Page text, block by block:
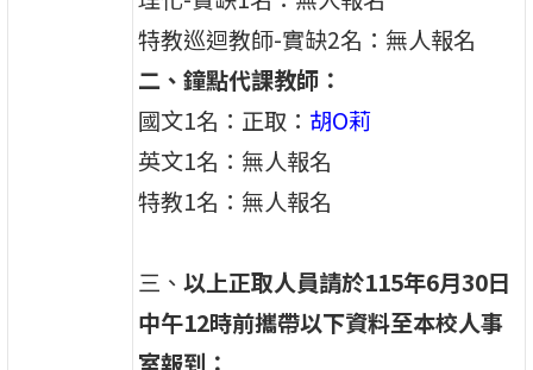
特教巡迴教師-實缺2名：無人報名
二、鐘點代課教師：
國文1名：正取： 胡O莉
英文1名：無人報名
特教1名：無人報名
三、以上正取人員請於115年6月30日
中午12時前攜帶以下資料至本校人事
室報到：